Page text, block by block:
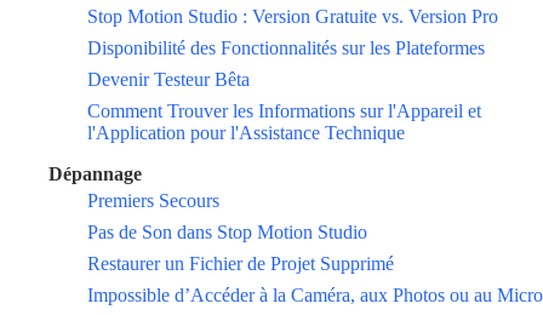
Stop Motion Studio : Version Gratuite vs. Version Pro
Disponibilité des Fonctionnalités sur les Plateformes
Devenir Testeur Bêta
Comment Trouver les Informations sur l'Appareil et
l'Application pour l'Assistance Technique
Dépannage
Premiers Secours
Pas de Son dans Stop Motion Studio
Restaurer un Fichier de Projet Supprimé
Impossible d’Accéder à la Caméra, aux Photos ou au Micro